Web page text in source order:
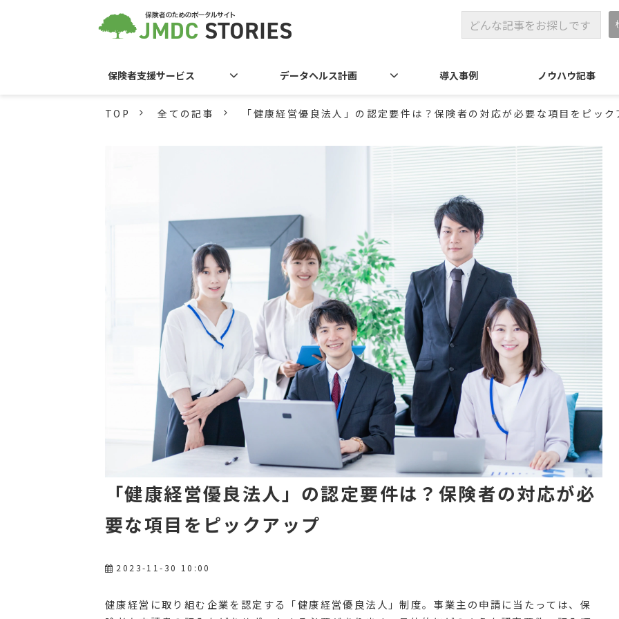
保険者支援サービス データヘルス計画 導入事例 ノウハウ記事
TOP 全ての記事 「健康経営優良法人」の認定要件は？保険者の対応が必要な項目をピッ
「健康経営優良法人」の認定要件は？保険者の対応が必
要な項目をピックアップ
2023-11-30 10:00
健康経営に取り組む企業を認定する「健康経営優良法人」制度。事業主の申請に当たっては、保